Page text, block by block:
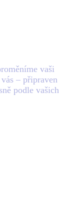
vaši
– připraven
podle vašich